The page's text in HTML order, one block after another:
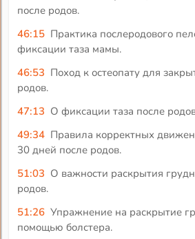
после родов.
46:15 Практика послеродового
фиксации таза мамы.
46:53 Поход к остеопату для
родов.
47:13 О фиксации таза после
49:34 Правила корректных
30 дней после родов.
51:03 О важности раскрытия
родов.
51:26 Упражнение на раскрытие
помощью болстера.